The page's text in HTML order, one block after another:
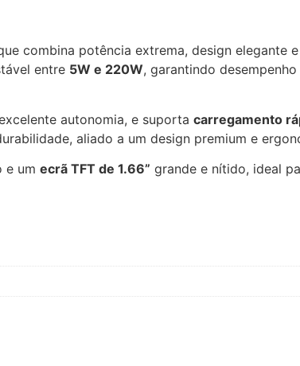
combina potência extrema, design elegante
entre 5W e 220W, garantindo
autonomia, e suporta carregamento
aliado a um design premium e
e um ecrã TFT de 1.66” grande e nítido, ideal